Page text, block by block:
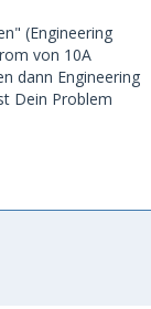
(Engineering
von 10A
dann Engineering
Dein Problem